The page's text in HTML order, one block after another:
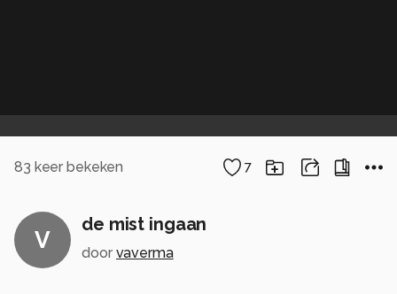
83 keer bekeken 7
V
de mist ingaan
door vaverma